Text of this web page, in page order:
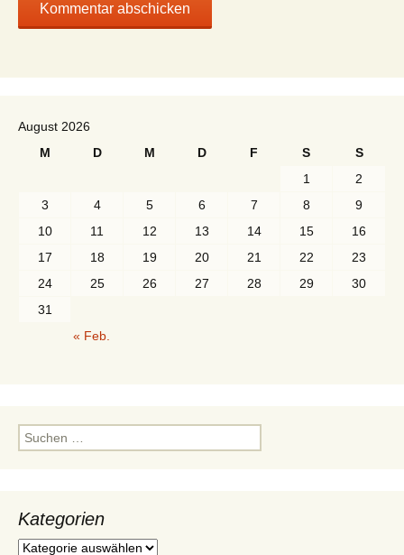
August 2026
M
D M D F S
S
1
2
3
4 5 6 7 8
9
10
11 12 13 14 15
16
17
18 19 20 21 22
23
24
25 26 27 28 29
30
31
« Feb.
Suchen
nach:
Kategorien
Kategorien